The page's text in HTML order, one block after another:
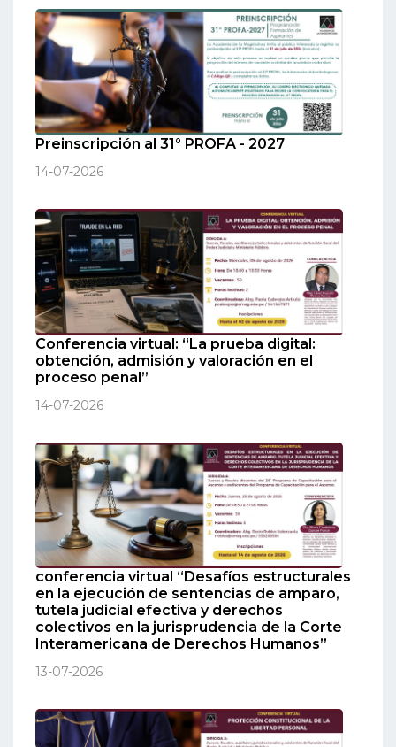
Preinscripción al 31° PROFA - 2027
14-07-2026
Conferencia virtual: “La prueba digital:
obtención, admisión y valoración en el
proceso penal”
14-07-2026
conferencia virtual “Desafíos estructurales
en la ejecución de sentencias de amparo,
tutela judicial efectiva y derechos
colectivos en la jurisprudencia de la Corte
Interamericana de Derechos Humanos”
13-07-2026